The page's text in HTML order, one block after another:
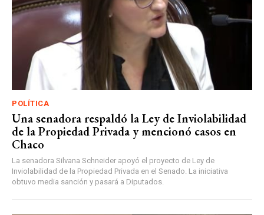
POLÍTICA
Una senadora respaldó la Ley de Inviolabilidad
de la Propiedad Privada y mencionó casos en
Chaco
La senadora Silvana Schneider apoyó el proyecto de Ley de
Inviolabilidad de la Propiedad Privada en el Senado. La iniciativa
obtuvo media sanción y pasará a Diputados.